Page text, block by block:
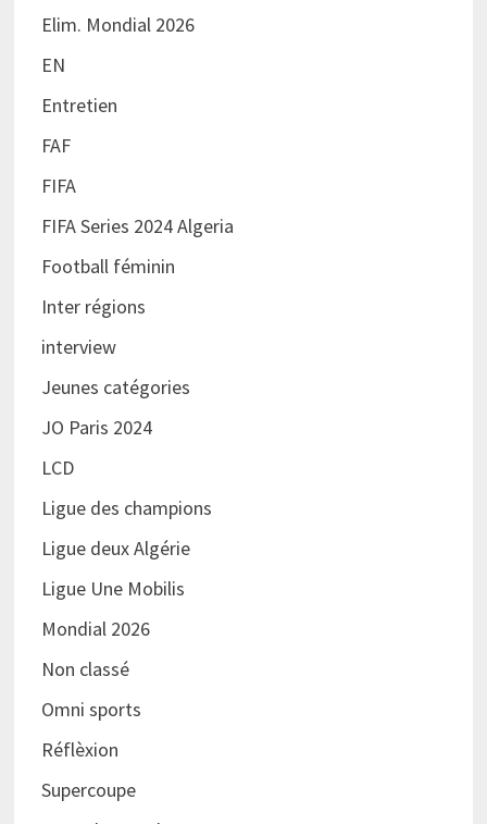
Elim. Mondial 2026
EN
Entretien
FAF
FIFA
FIFA Series 2024 Algeria
Football féminin
Inter régions
interview
Jeunes catégories
JO Paris 2024
LCD
Ligue des champions
Ligue deux Algérie
Ligue Une Mobilis
Mondial 2026
Non classé
Omni sports
Réflèxion
Supercoupe